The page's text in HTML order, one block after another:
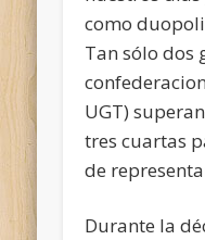
como
Tan sólo dos
UGT)
tres cuartas
de
Durante la